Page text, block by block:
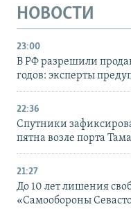
НОВОСТИ
23:00
В РФ разрешили
годов: эксперты
22:36
Спутники
пятна возле порта
21:27
До 10 лет лишения
«Самообороны